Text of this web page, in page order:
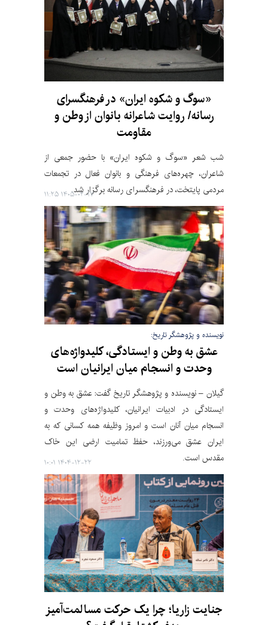
«سوگ و شکوه ایران» در فرهنگسرای
رسانه/ روایت شاعرانه بانوان از وطن و
مقاومت
شب شعر «سوگ و شکوه ایران» با حضور جمعی از
شاعران، چهره‌های فرهنگی و بانوان فعال در تجمعات
مردمی پایتخت، در فرهنگسرای رسانه برگزار شد.
۱۴۰۵-۰۲-۱۷ ۱۱:۲۵
نویسنده و پژوهشگر تاریخ:
عشق به وطن و ایستادگی، کلیدواژه‌های
وحدت و انسجام میان ایرانیان است
گیلان – نویسنده و پژوهشگر تاریخ گفت: عشق به وطن و
ایستادگی در ادبیات ایرانیان، کلیدواژه‌های وحدت و
انسجام میان آنان است و امروز وظیفه همه کسانی که به
ایران عشق می‌ورزند، حفظ تمامیت ارضی این خاک
مقدس است.
۱۴۰۴-۱۲-۲۲ ۱۰:۰۱
جنایت زاریا؛ چرا یک حرکت مسالمت‌آمیز